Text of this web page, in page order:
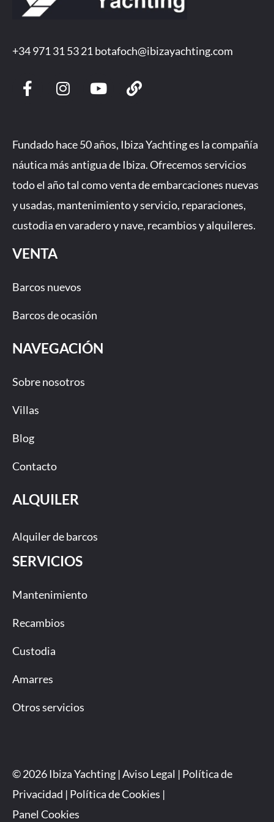
+34 971 31 53 21 botafoch@ibizayachting.com
F
a
b
o
o
k
-
f
I
n
a
g
r
a
m
Y
o
u
e
L
i
Fundado hace 50 años, Ibiza Yachting es la compañía
náutica más antigua de Ibiza. Ofrecemos servicios
todo el año tal como venta de embarcaciones nuevas
y usadas, mantenimiento y servicio, reparaciones,
custodia en varadero y nave, recambios y alquileres.
VENTA
Barcos nuevos
Barcos de ocasión
NAVEGACIÓN
Sobre nosotros
Villas
Blog
Contacto
ALQUILER
Alquiler de barcos
SERVICIOS
Mantenimiento
Recambios
Custodia
Amarres
Otros servicios
© 2026 Ibiza Yachting |Aviso Legal | Política de
Privacidad | Política de Cookies |
Panel Cookies